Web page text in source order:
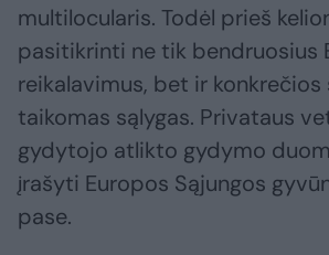
multilocularis. Todėl prieš
pasitikrinti ne tik bendruosius
reikalavimus, bet ir konkrečios
taikomas sąlygas. Privataus
gydytojo atlikto gydymo
įrašyti Europos Sąjungos
pase.